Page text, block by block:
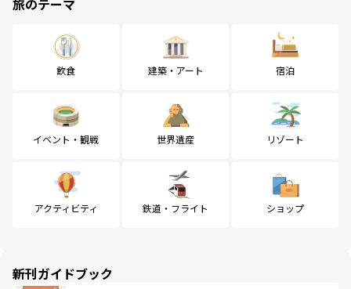
飲食 建築・アート 宿泊
イベント・観戦 世界遺産 リゾート
アクティビティ 鉄道・フライト ショップ
新刊ガイドブック